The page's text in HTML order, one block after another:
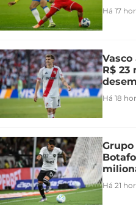
Há 17
R$ 23
Há 18
Grupo
Há 21